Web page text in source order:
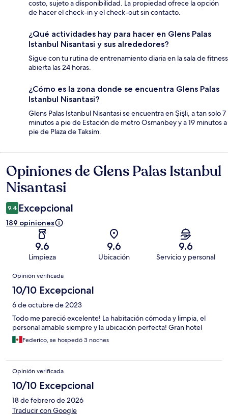
costo, sujeto a disponibilidad. La propiedad ofrece la opción
de hacer el check-in y el check-out sin contacto.
¿Qué actividades hay para hacer en Glens Palas
Istanbul Nisantasi y sus alrededores?
Sigue con tu rutina de entrenamiento diaria en la sala de fitness
abierta las 24 horas.
¿Cómo es la zona donde se encuentra Glens Palas
Istanbul Nisantasi?
Glens Palas Istanbul Nisantasi se encuentra en Şişli, a tan solo 7
minutos a pie de Estación de metro Osmanbey y a 19 minutos a
pie de Plaza de Taksim.
Opiniones
Opiniones de Glens Palas Istanbul
Nisantasi
9.4 Excepcional
189 opiniones
9.6
Limpieza
9.6
Ubicación
9.6
Servicio y personal
Opiniones
Opinión verificada
10/10 Excepcional
6 de octubre de 2023
Todo me pareció excelente! La habitación cómoda y limpia, el
personal amable siempre y la ubicación perfecta! Gran hotel
Federico, se hospedó 3 noches
Opinión verificada
10/10 Excepcional
18 de febrero de 2026
Traducir con Google